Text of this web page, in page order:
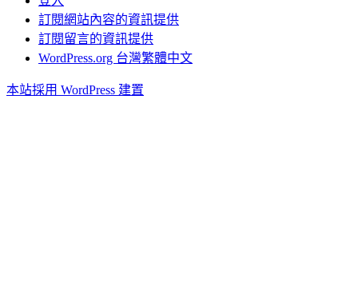
訂閱網站內容的資訊提供
訂閱留言的資訊提供
WordPress.org 台灣繁體中文
本站採用 WordPress 建置